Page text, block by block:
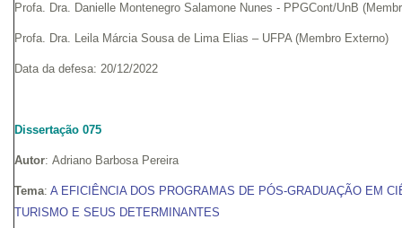
Profa. Dra. Danielle Montenegro Salamone Nunes - PPGCont/UnB
Profa. Dra. Leila Márcia Sousa de Lima Elias – UFPA (Membro Externo)
Data da defesa: 20/12/2022
Dissertação 075
Autor: Adriano Barbosa Pereira
Tema: A EFICIÊNCIA DOS PROGRAMAS DE PÓS-GRADUAÇÃO EM
TURISMO E SEUS DETERMINANTES